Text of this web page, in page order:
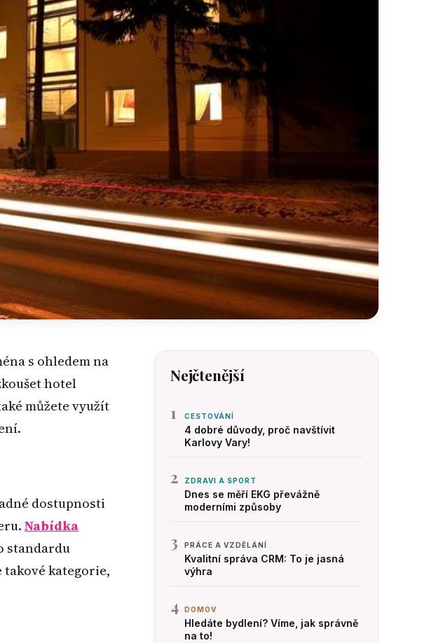
s ohledem na
hotel
můžete využít
dostupnosti
Nabídka
standardu
kategorie,
Nejčtenější
1 CESTOVÁNÍ
4 dobré důvody, proč navštívit
Karlovy Vary!
2 ZDRAVI A SPORT
Dnes se měří EKG převážně
moderními způsoby
3 PRÁCE A VZDĚLÁNÍ
Kvalitní správa CRM: To je jasná
výhra
4 DOMOV
Hledáte bydlení? Víme, jak správně
na to!